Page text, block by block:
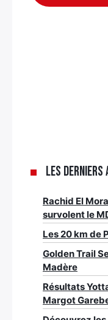
Les
Rachid El
survolent le
Les 20 km de
Golden Trail
Madère
Résultats
Margot